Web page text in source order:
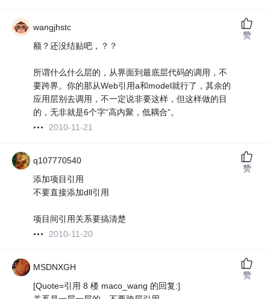
wangjhstc
额？还没结贴吧，？？
所谓什么什么层的，从界面到最底层代码的调用，不
要跨界。你的那从Web引用a和model就行了，其余的
应用层别去调用，不一定说非要这样，但这样做的目
的，无非就是6个字“高内聚，低耦合”。
2010-11-21
赞
q107770540
添加项目引用
不要直接添加dll引用
项目间引用关系要搞清楚
2010-11-20
赞
MSDNXGH
[Quote=引用 8 楼 maco_wang 的回复:]
赞